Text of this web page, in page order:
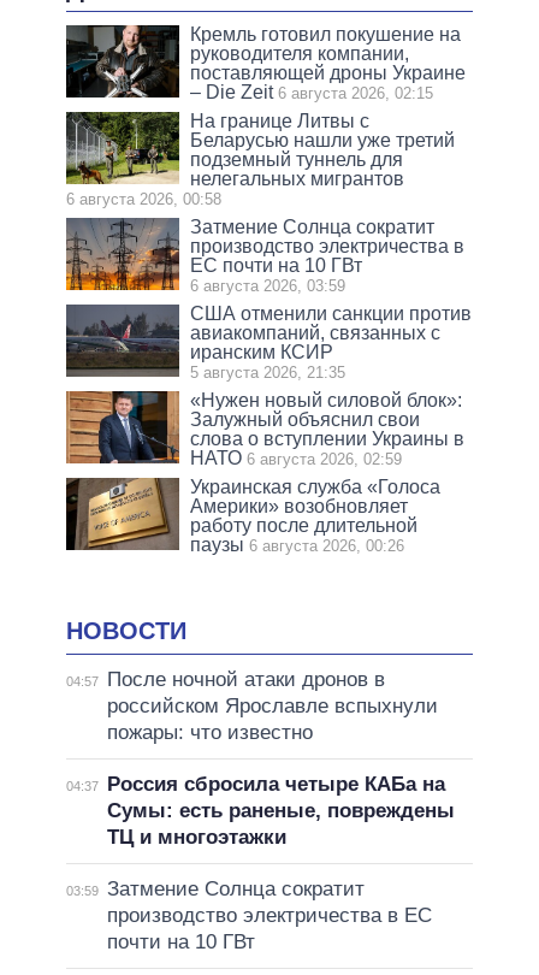
Кремль готовил покушение на
руководителя компании,
поставляющей дроны Украине
– Die Zeit 6 августа 2026, 02:15
На границе Литвы с
Беларусью нашли уже третий
подземный туннель для
нелегальных мигрантов
6 августа 2026, 00:58
Затмение Солнца сократит
производство электричества в
ЕС почти на 10 ГВт
6 августа 2026, 03:59
США отменили санкции против
авиакомпаний, связанных с
иранским КСИР
5 августа 2026, 21:35
«Нужен новый силовой блок»:
Залужный объяснил свои
слова о вступлении Украины в
НАТО 6 августа 2026, 02:59
Украинская служба «Голоса
Америки» возобновляет
работу после длительной
паузы 6 августа 2026, 00:26
НОВОСТИ
04:57
После ночной атаки дронов в
российском Ярославле вспыхнули
пожары: что известно
04:37
Россия сбросила четыре КАБа на
Сумы: есть раненые, повреждены
ТЦ и многоэтажки
03:59 Затмение Солнца сократит
производство электричества в ЕС
почти на 10 ГВт